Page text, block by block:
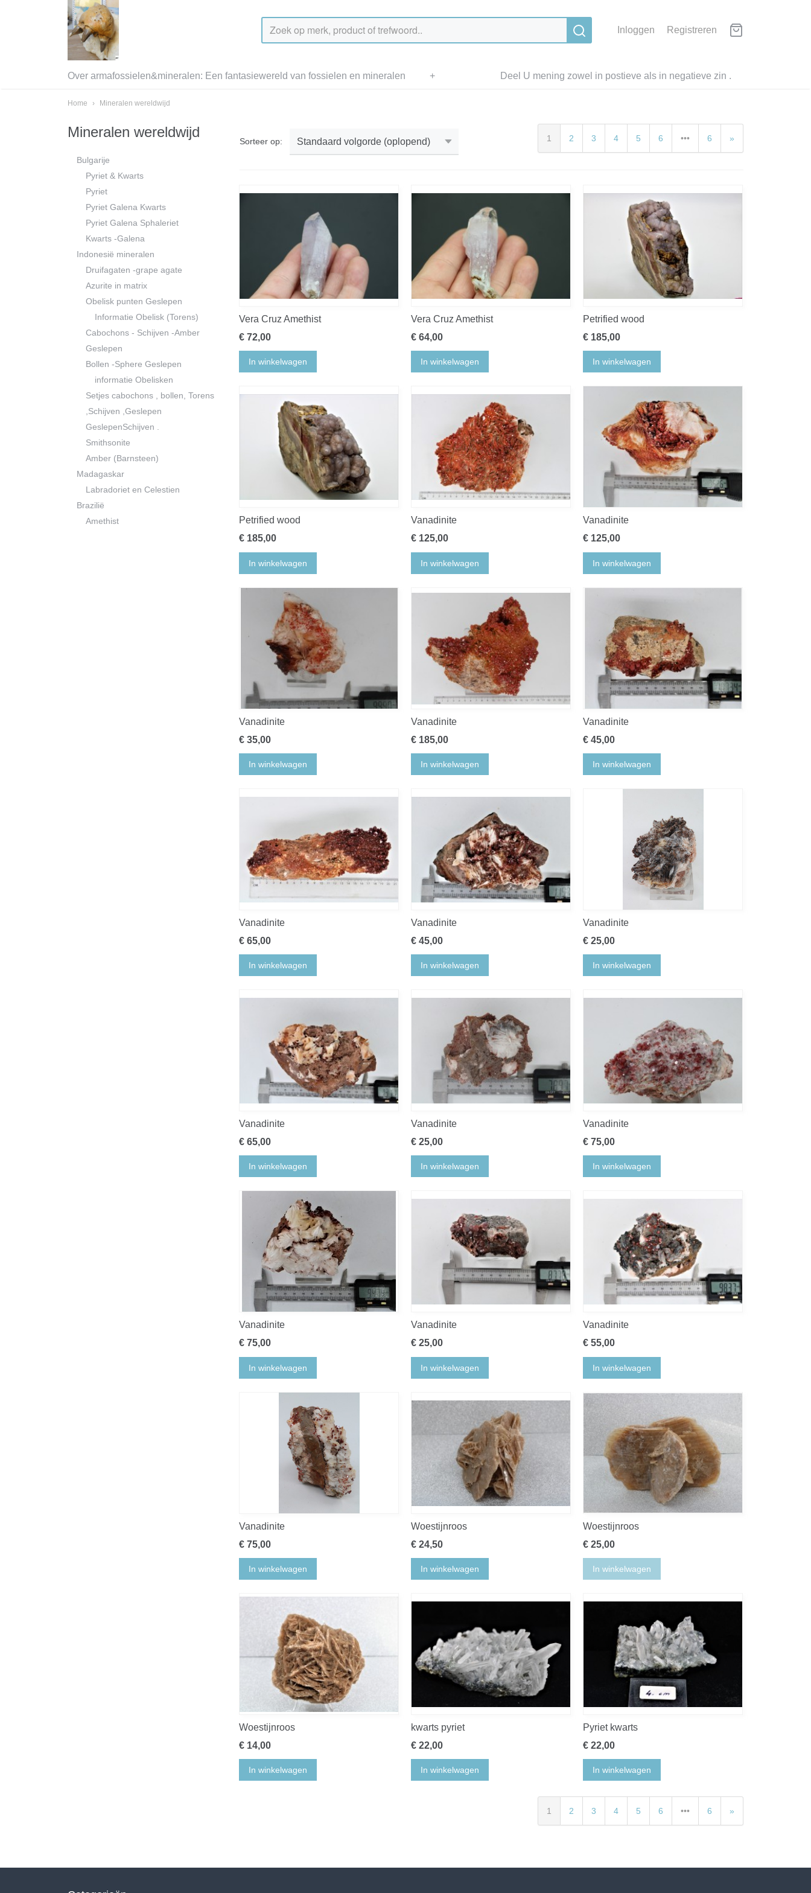
Inloggen Registreren
Deel U mening zowel in postieve als in negatieve zin .
Over armafossielen&mineralen: Een fantasiewereld van fossielen en mineralen +
Home › Mineralen wereldwijd
Mineralen wereldwijd
Bulgarije
Pyriet & Kwarts
Pyriet
Pyriet Galena Kwarts
Pyriet Galena Sphaleriet
Kwarts -Galena
Indonesië mineralen
Druifagaten -grape agate
Azurite in matrix
Obelisk punten Geslepen
Informatie Obelisk (Torens)
Cabochons - Schijven -Amber
Geslepen
Bollen -Sphere Geslepen
informatie Obelisken
Setjes cabochons , bollen, Torens
,Schijven ,Geslepen
GeslepenSchijven .
Smithsonite
Amber (Barnsteen)
Madagaskar
Labradoriet en Celestien
Brazilië
Amethist
Sorteer op: 1 2 3 4 5 6 ••• 6 »
Vera Cruz Amethist
€ 72,00
In winkelwagen
Vera Cruz Amethist
€ 64,00
In winkelwagen
Petrified wood
€ 185,00
In winkelwagen
Petrified wood
€ 185,00
In winkelwagen
Vanadinite
€ 125,00
In winkelwagen
Vanadinite
€ 125,00
In winkelwagen
Vanadinite
€ 35,00
In winkelwagen
Vanadinite
€ 185,00
In winkelwagen
Vanadinite
€ 45,00
In winkelwagen
Vanadinite
€ 65,00
In winkelwagen
Vanadinite
€ 45,00
In winkelwagen
Vanadinite
€ 25,00
In winkelwagen
Vanadinite
€ 65,00
In winkelwagen
Vanadinite
€ 25,00
In winkelwagen
Vanadinite
€ 75,00
In winkelwagen
Vanadinite
€ 75,00
In winkelwagen
Vanadinite
€ 25,00
In winkelwagen
Vanadinite
€ 55,00
In winkelwagen
Vanadinite
€ 75,00
In winkelwagen
Woestijnroos
€ 24,50
In winkelwagen
Woestijnroos
€ 25,00
In winkelwagen
Woestijnroos
€ 14,00
In winkelwagen
kwarts pyriet
€ 22,00
In winkelwagen
Pyriet kwarts
€ 22,00
In winkelwagen
1 2 3 4 5 6 ••• 6 »